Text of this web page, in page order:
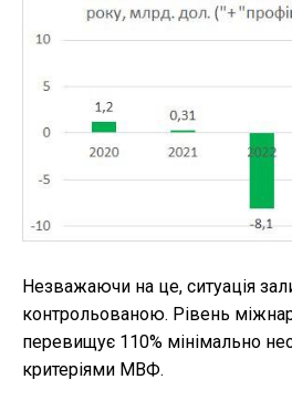
Незважаючи на це, ситуація
контрольованою. Рівень
перевищує 110% мінімально
критеріями МВФ.